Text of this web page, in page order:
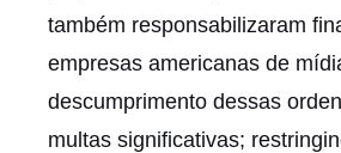
também responsabilizaram
empresas americanas de
descumprimento dessas
multas significativas;